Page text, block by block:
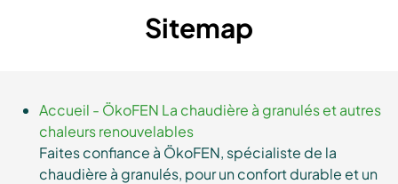
Sitemap
Accueil - ÖkoFEN La chaudière à granulés et autres
chaleurs renouvelables
Faites confiance à ÖkoFEN, spécialiste de la
chaudière à granulés, pour un confort durable et un